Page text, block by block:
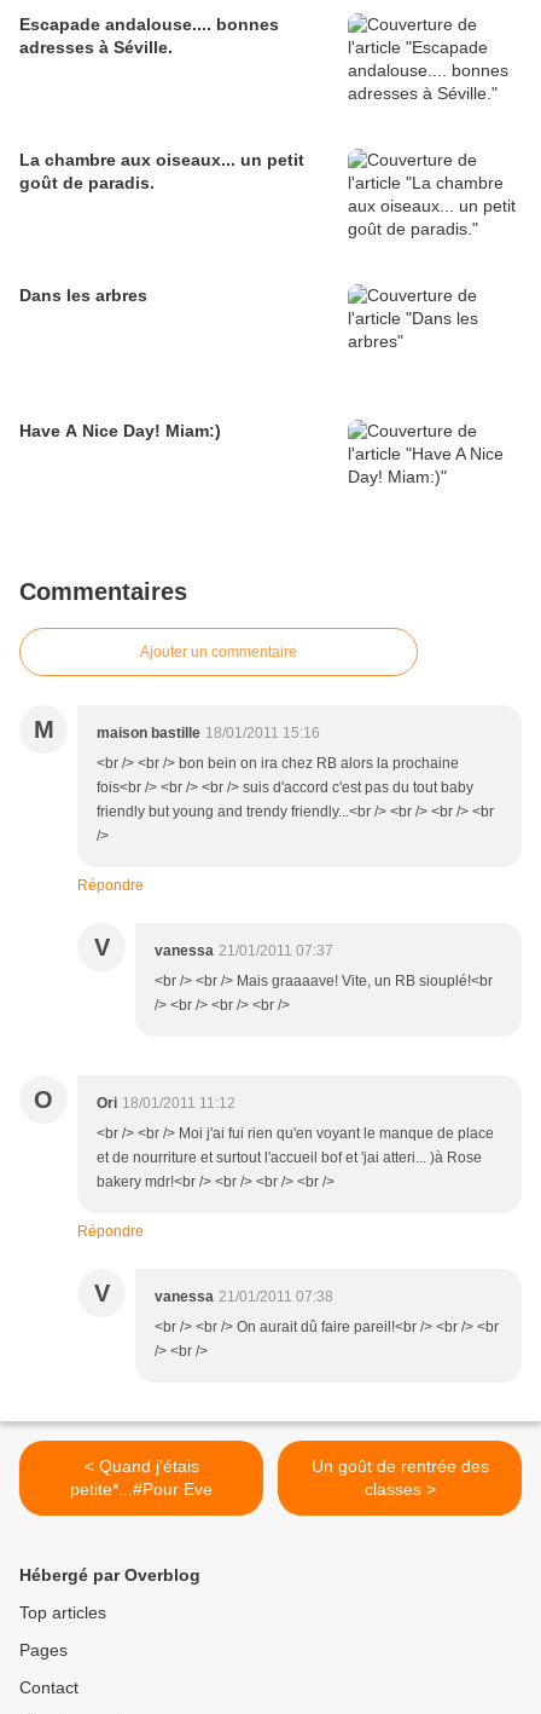
Escapade andalouse.... bonnes
adresses à Séville.
La chambre aux oiseaux... un petit
goût de paradis.
Dans les arbres
Have A Nice Day! Miam:)
Commentaires
Ajouter un commentaire
M maison bastille 18/01/2011 15:16
<br /> <br /> bon bein on ira chez RB alors la prochaine
fois<br /> <br /> <br /> suis d'accord c'est pas du tout baby
friendly but young and trendy friendly...<br /> <br /> <br /> <br
/>
Répondre
V vanessa 21/01/2011 07:37
<br /> <br /> Mais graaaave! Vite, un RB siouplé!<br
/> <br /> <br /> <br />
O Ori 18/01/2011 11:12
<br /> <br /> Moi j'ai fui rien qu'en voyant le manque de place
et de nourriture et surtout l'accueil bof et 'jai atteri... )à Rose
bakery mdr!<br /> <br /> <br /> <br />
Répondre
V vanessa 21/01/2011 07:38
<br /> <br /> On aurait dû faire pareil!<br /> <br /> <br
/> <br />
< Quand j'étais
petite*...#Pour Eve
Un goût de rentrée des
classes >
Hébergé par Overblog
Top articles
Pages
Contact